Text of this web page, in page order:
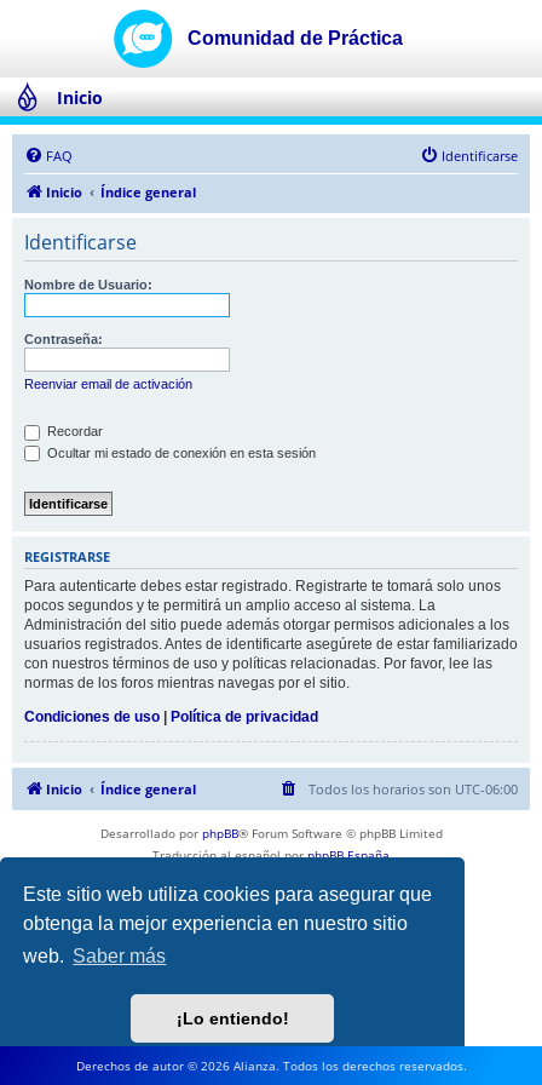
Este sitio web utiliza cookies para asegurar que
obtenga la mejor experiencia en nuestro sitio
web. Saber más
¡Lo entiendo!
Inicio
FAQ
Identificarse
Inicio
Índice general
Identificarse
Nombre de Usuario:
Contraseña:
Reenviar email de activación
Recordar
Ocultar mi estado de conexión en esta sesión
REGISTRARSE
Para autenticarte debes estar registrado. Registrarte te tomará solo unos
pocos segundos y te permitirá un amplio acceso al sistema. La
Administración del sitio puede además otorgar permisos adicionales a los
usuarios registrados. Antes de identificarte asegúrete de estar familiarizado
con nuestros términos de uso y políticas relacionadas. Por favor, lee las
normas de los foros mientras navegas por el sitio.
Condiciones de uso | Política de privacidad
Inicio Índice general Todos los horarios son UTC-06:00
Desarrollado por phpBB® Forum Software © phpBB Limited
Traducción al español porphpBB España
Derechos de autor © 2026 Alianza. Todos los derechos reservados.